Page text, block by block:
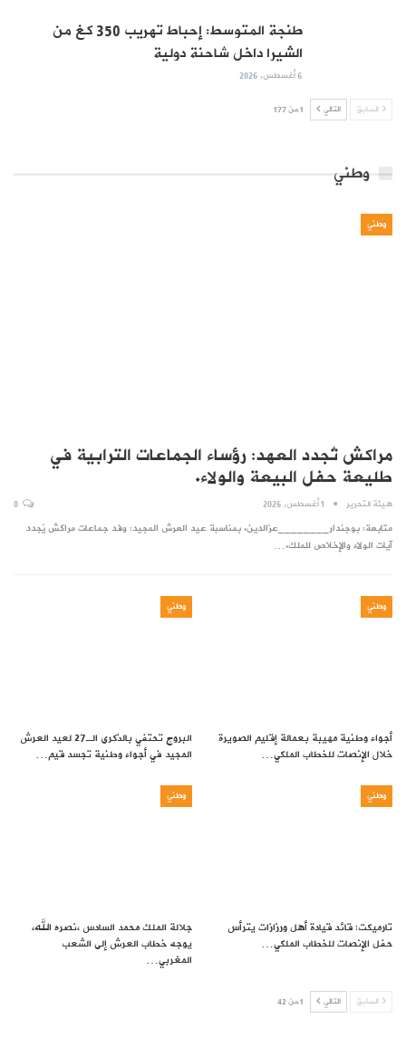
طنجة المتوسط: إحباط تهريب 350 كغ من
الشيرا داخل شاحنة دولية
6 أغسطس, 2026
السابق التالي 1 من 177
وطني
وطني
مراكش تُجدد العهد: رؤساء الجماعات الترابية في
طليعة حفل البيعة والولاء.
هيئة التحرير 1 أغسطس, 2026
متابعة: بوجندار________عزالدين. بمناسبة عيد العرش المجيد: وفد جماعات مراكش يُجدد
آيات الولاء والإخلاص للملك.…
وطني
أجواء وطنية مهيبة بعمالة إقليم الصويرة
خلال الإنصات للخطاب الملكي…
وطني
البروج تحتفي بالذكرى الـ27 لعيد العرش
المجيد في أجواء وطنية تجسد قيم…
وطني
تارميكت: قائد قيادة أهل ورزازات يترأس
حفل الإنصات للخطاب الملكي…
وطني
جلالة الملك محمد السادس ،نصره الله،
يوجه خطاب العرش إلى الشعب
المغربي…
السابق التالي 1 من 42